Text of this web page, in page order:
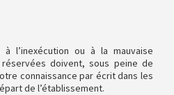
l’inexécution ou à la mauvaise
doivent, sous peine de
connaissance par écrit dans les
de l’établissement.